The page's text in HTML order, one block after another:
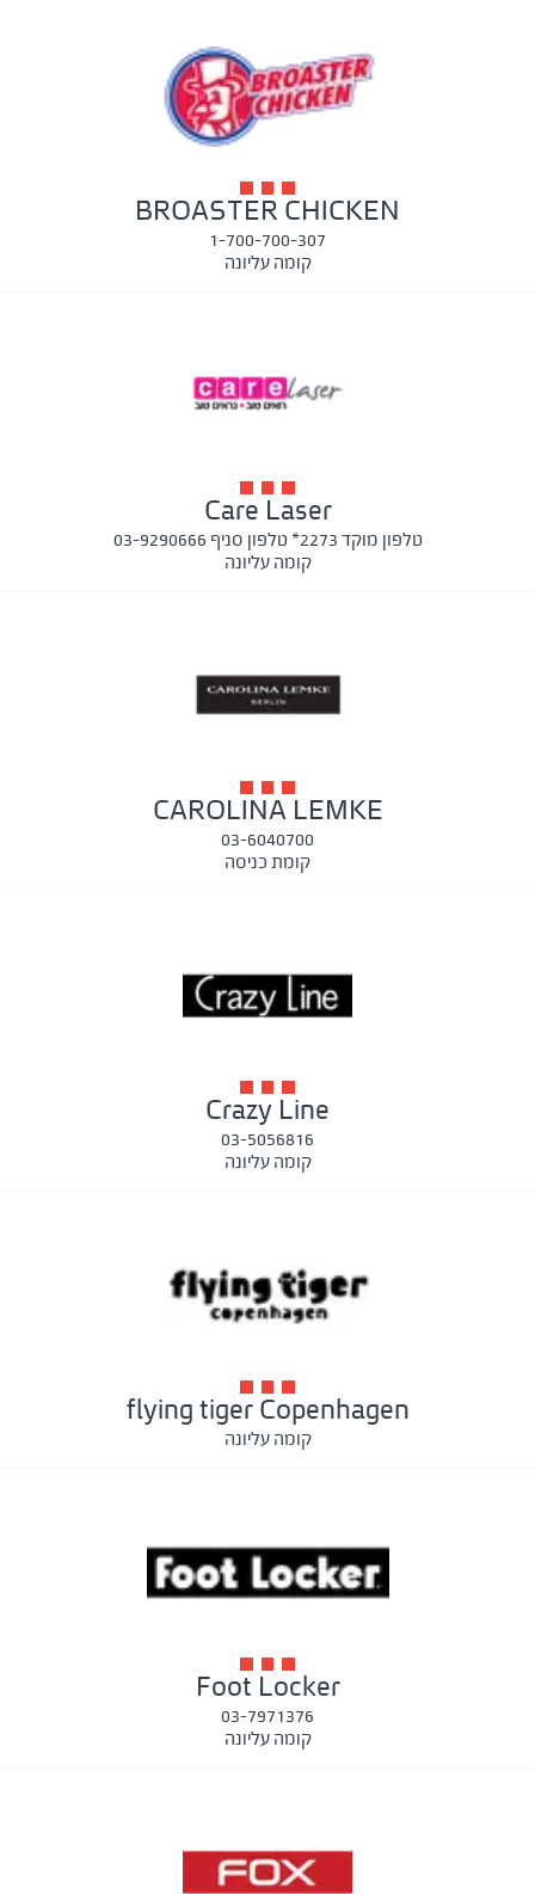
BROASTER CHICKEN
1-700-700-307
קומה עליונה
Care Laser
טלפון מוקד 2273* טלפון סניף 03-9290666
קומה עליונה
CAROLINA LEMKE
03-6040700
קומת כניסה
Crazy Line
03-5056816
קומה עליונה
flying tiger Copenhagen
קומה עליונה
Foot Locker
03-7971376
קומה עליונה